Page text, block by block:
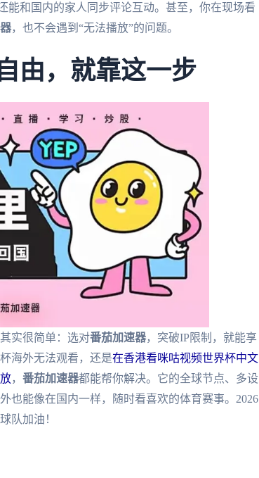
能和国内的家人同步评论互动。甚至，你在现场看
，也不会遇到“无法播放”的问题。
由，就靠这一步
实很简单：选对番茄加速器，突破IP限制，就能享
海外无法观看，还是在香港看咪咕视频世界杯中文
， 番茄加速器都能帮你解决。它的全球节点、多设
也能像在国内一样，随时看喜欢的体育赛事。2026
队加油！